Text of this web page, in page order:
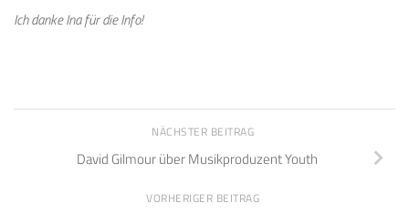
Ich danke Ina für die Info!
NÄCHSTER BEITRAG
David Gilmour über Musikproduzent Youth
VORHERIGER BEITRAG